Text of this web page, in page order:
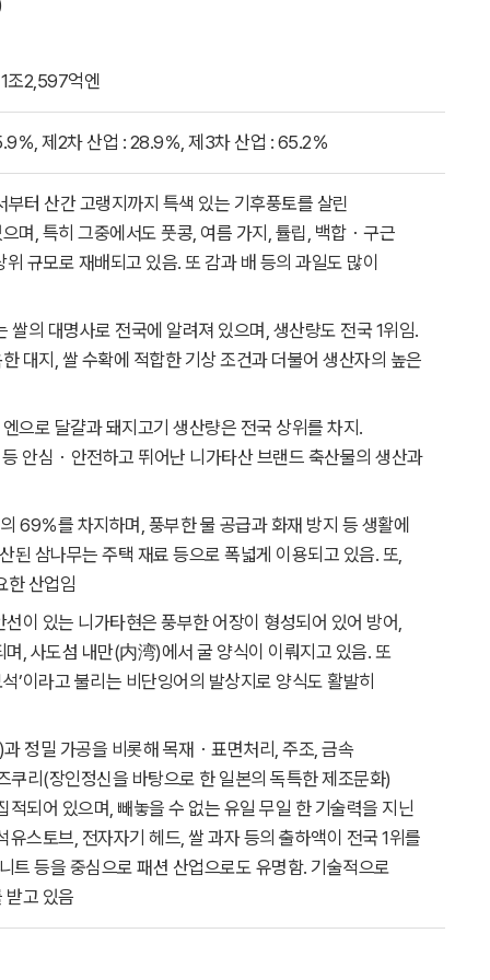
조2,597억엔
％, 제2차 산업 : 28.9％, 제3차 산업 : 65.2％
터 산간 고랭지까지 특색 있는 기후풍토를 살린
며, 특히 그중에서도 풋콩, 여름 가지, 튤립, 백합・구근
규모로 재배되고 있음. 또 감과 배 등의 과일도 많이
의 대명사로 전국에 알려져 있으며, 생산량도 전국 1위임.
대지, 쌀 수확에 적합한 기상 조건과 더불어 생산자의 높은
으로 달걀과 돼지고기 생산량은 전국 상위를 차지.
등 안심・안전하고 뛰어난 니가타산 브랜드 축산물의 생산과
69％를 차지하며, 풍부한 물 공급과 화재 방지 등 생활에
된 삼나무는 주택 재료 등으로 폭넓게 이용되고 있음. 또,
한 산업임
이 있는 니가타현은 풍부한 어장이 형성되어 있어 방어,
, 사도섬 내만(内湾)에서 굴 양식이 이뤄지고 있음. 또
’이라고 불리는 비단잉어의 발상지로 양식도 활발히
정밀 가공을 비롯해 목재・표면처리, 주조, 금속
쿠리(장인정신을 바탕으로 한 일본의 독특한 제조문화)
되어 있으며, 빼놓을 수 없는 유일 무일 한 기술력을 지닌
스토브, 전자자기 헤드, 쌀 과자 등의 출하액이 전국 1위를
트 등을 중심으로 패션 산업으로도 유명함. 기술적으로
받고 있음